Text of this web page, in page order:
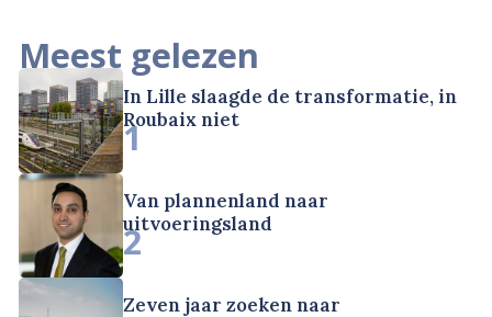
Meest gelezen
In Lille slaagde de transformatie, in
Roubaix niet
1
Van plannenland naar
uitvoeringsland
2
Zeven jaar zoeken naar